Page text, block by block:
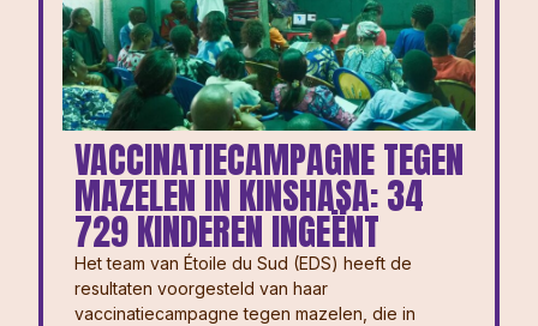
VACCINATIECAMPAGNE TEGEN
MAZELEN IN KINSHASA: 34
729 KINDEREN INGEËNT
Het team van Étoile du Sud (EDS) heeft de
resultaten voorgesteld van haar
vaccinatiecampagne tegen mazelen, die in